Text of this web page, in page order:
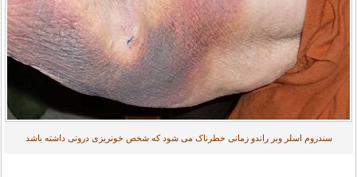
سندروم اسلر وبر راندو زمانی خطرناک می شود که شخص خونریزی درونی داشته باشد